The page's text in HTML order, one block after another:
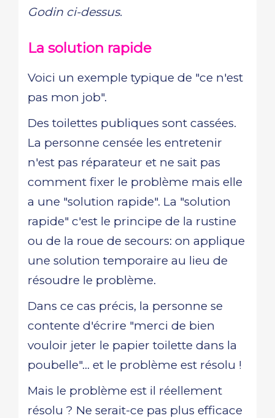
Godin ci-dessus.
La solution rapide
Voici un exemple typique de "ce n'est
pas mon job".
Des toilettes publiques sont cassées.
La personne censée les entretenir
n'est pas réparateur et ne sait pas
comment fixer le problème mais elle
a une "solution rapide". La "solution
rapide" c'est le principe de la rustine
ou de la roue de secours: on applique
une solution temporaire au lieu de
résoudre le problème.
Dans ce cas précis, la personne se
contente d'écrire "merci de bien
vouloir jeter le papier toilette dans la
poubelle"... et le problème est résolu !
Mais le problème est il réellement
résolu ? Ne serait-ce pas plus efficace